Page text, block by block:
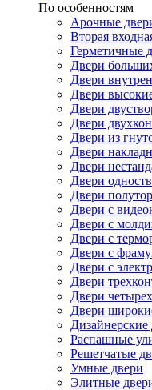
По особенностям
Арочные
Вторая
Герметичные
Двери
Двери
Двери
Двери
Двери
Двери из
Двери
Двери
Двери
Двери
Двери с
Двери с
Двери с
Двери с
Двери с
Двери
Двери
Двери
Дизайнерские
Распашные
Решетчатые
Умные двери
Элитные